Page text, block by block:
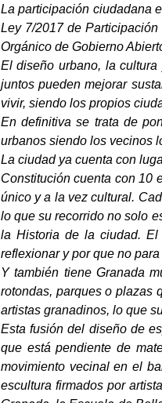
La participación ciudadana
Ley 7/2017 de
Orgánico de Gobierno
El diseño urbano, la
juntos pueden mejorar
vivir, siendo los propios
En definitiva se trata de
urbanos siendo los vecinos
La ciudad ya cuenta con
Constitución cuenta con 10
único y a la vez cultural.
lo que su recorrido no solo
la Historia de la ciudad. El
reflexionar y por que no
Y también tiene Granada
rotondas, parques o plazas
artistas granadinos, lo que
Esta fusión del diseño de
que está pendiente de
movimiento vecinal en el
escultura firmados por